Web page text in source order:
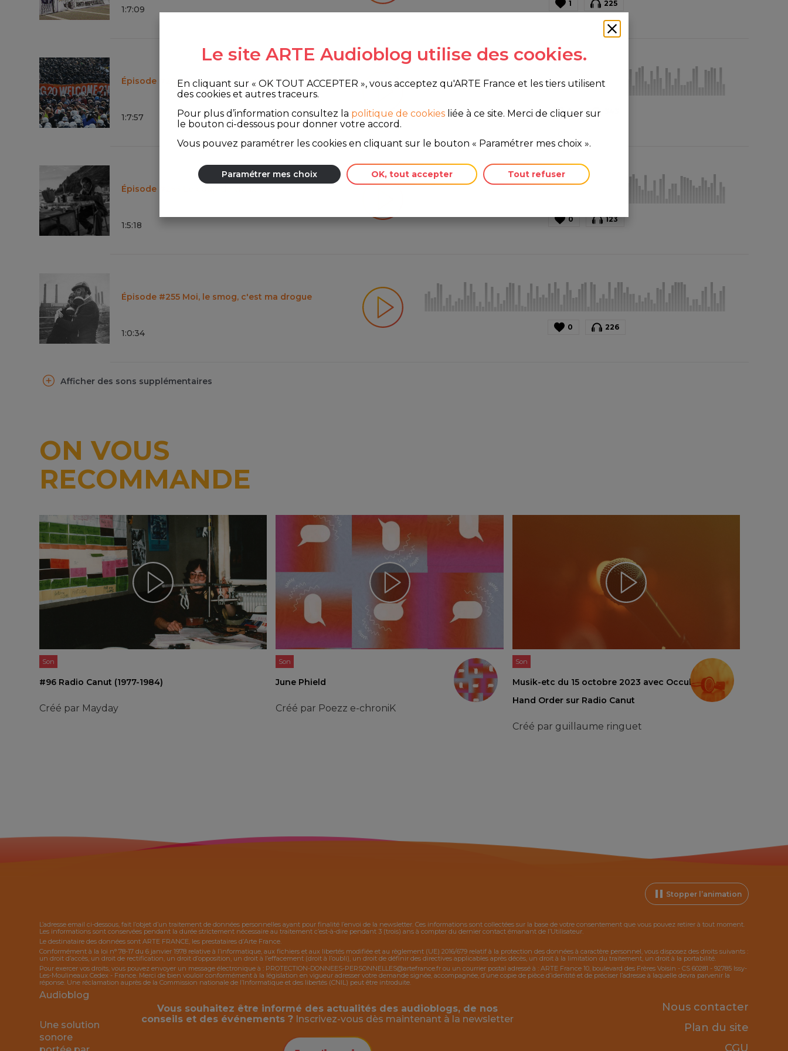
1:7:09
1 225
Épisode #257 Émeute aux sommets
1:7:57
0
Épisode #256 Le coup de vieux
1:5:18
0 123
Épisode #255 Moi, le smog, c'est ma drogue
1:0:34
0 226
Afficher des sons supplémentaires
ON VOUS
RECOMMANDE
Son
#96 Radio Canut (1977-1984)
Créé par Mayday
Son
June Phield
Créé par Poezz e-chroniK
Son
Musik-etc du 15 octobre 2023 avec Occult
Hand Order sur Radio Canut
Créé par guillaume ringuet
Stopper l’animation
L’adresse email ci-dessous, fait l’objet d’un traitement de données personnelles ayant pour finalité l’envoi de la newsletter. Ces informations sont collectées sur la base de votre consentement que vous pouvez retirer à tout moment.
Les informations sont conservées pendant la durée strictement nécessaire au traitement c’est-à-dire pendant 3 (trois) ans à compter du dernier contact émanant de l’Utilisateur.
Le destinataire des données sont ARTE FRANCE, les prestataires d’Arte France.
Conformément à la loi n° 78-17 du 6 janvier 1978 relative à l’informatique, aux fichiers et aux libertés modifiée et au règlement (UE) 2016/679 relatif à la protection des données à caractère personnel, vous disposez des droits suivants :
un droit d’accès, un droit de rectification, un droit d’opposition, un droit à l’effacement (droit à l’oubli), un droit de définir des directives applicables après décès, un droit à la limitation du traitement, un droit à la portabilité.
Pour exercer vos droits, vous pouvez envoyer un message électronique à : PROTECTION-DONNEES-PERSONNELLES@artefrance.fr ou un courrier postal adressé à : ARTE France 10, boulevard des Frères Voisin - CS 60281 - 92785 Issy-
Les-Moulineaux Cedex - France. Merci de bien vouloir conformément à la législation en vigueur adresser votre demande signée, accompagnée, d’une copie de pièce d’identité et de préciser l’adresse à laquelle devra parvenir la
réponse. Une réclamation auprès de la Commission nationale de l’Informatique et des libertés (CNIL) peut être introduite.
Audioblog
Une solution
sonore
Vous souhaitez être informé des actualités des audioblogs, de nos
conseils et des événements ? Inscrivez-vous dès maintenant à la newsletter
Nous contacter
Plan du site
CGU
Le site ARTE Audioblog utilise des cookies.
En cliquant sur « OK TOUT ACCEPTER », vous acceptez qu'ARTE France et les tiers utilisent
des cookies et autres traceurs.
Pour plus d’information consultez la politique de cookies liée à ce site. Merci de cliquer sur
le bouton ci-dessous pour donner votre accord.
Vous pouvez paramétrer les cookies en cliquant sur le bouton « Paramétrer mes choix ».
Paramétrer mes choix OK, tout accepter Tout refuser